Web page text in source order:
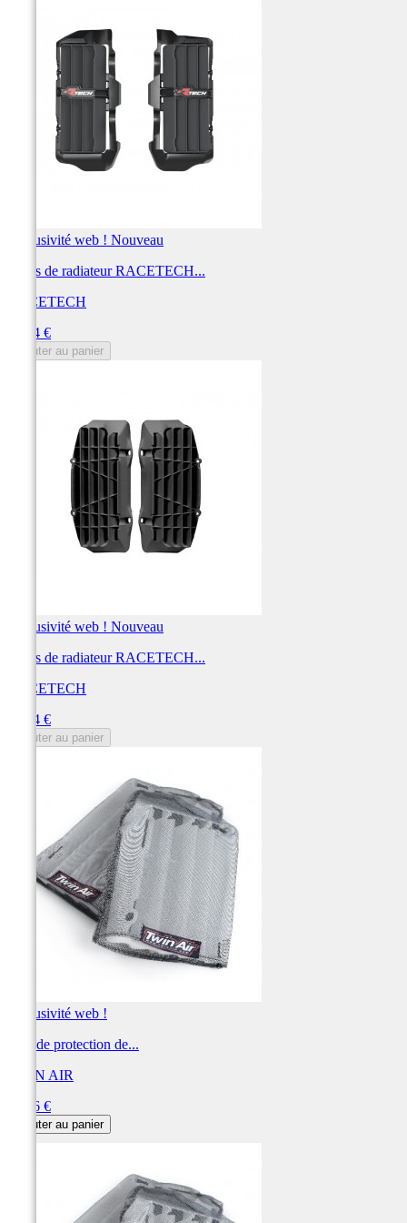
Exclusivité web ! Nouveau
Ouïes de radiateur RACETECH...
RACETECH
43,34 €
Ajouter au panier
Exclusivité web ! Nouveau
Ouïes de radiateur RACETECH...
RACETECH
43,34 €
Ajouter au panier
Exclusivité web !
Filet de protection de...
TWIN AIR
39,86 €
Ajouter au panier